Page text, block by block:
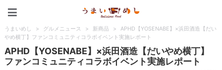
うまいめし > グルメニュース > 新商品 >
APHD【YOSENABE】×浜田酒造【だい
やめ横丁】ファンコミュニティコラボイベント実施レポート
APHD【YOSENABE】×浜田酒造【だいやめ横丁】
ファンコミュニティコラボイベント実施レポート